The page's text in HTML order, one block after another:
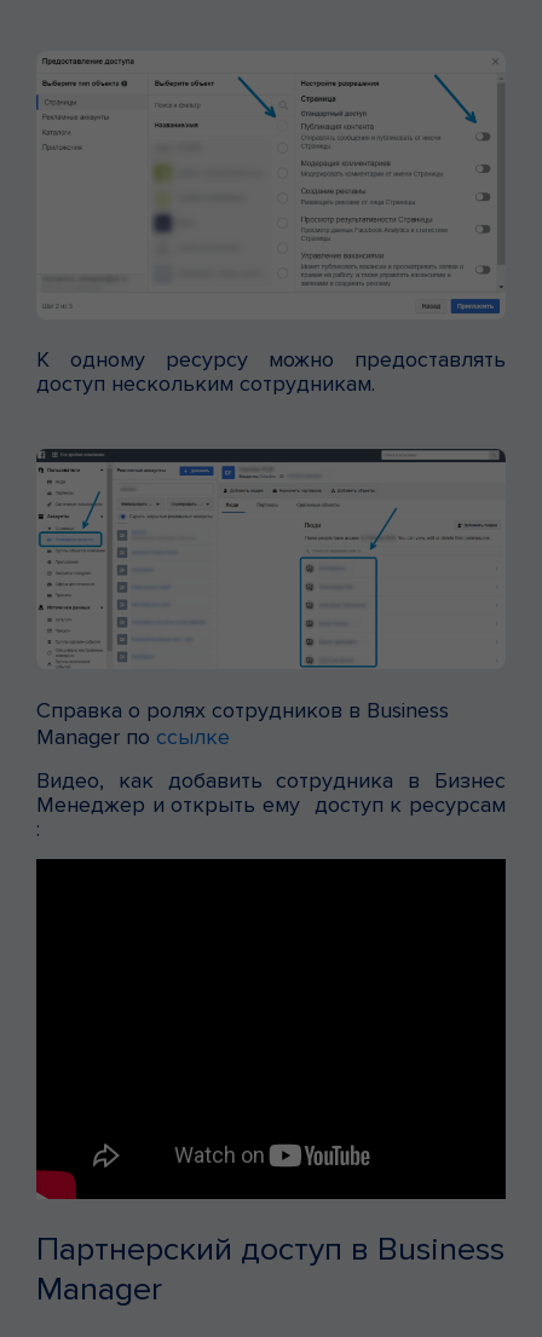
К одному ресурсу можно предоставлять
доступ нескольким сотрудникам.
Справка о ролях сотрудников в Business
Manager по ссылке
Видео, как добавить сотрудника в Бизнес
Менеджер и открыть ему доступ к ресурсам
:
Партнерский доступ в Business
Manager